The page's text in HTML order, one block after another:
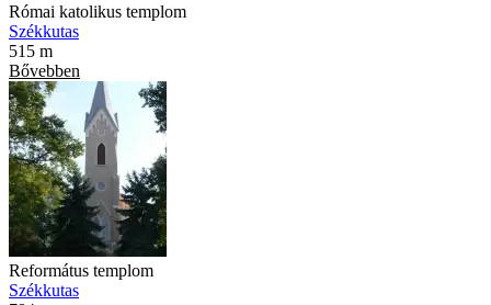
Római katolikus templom
Székkutas
515 m
Bővebben
Református templom
Székkutas